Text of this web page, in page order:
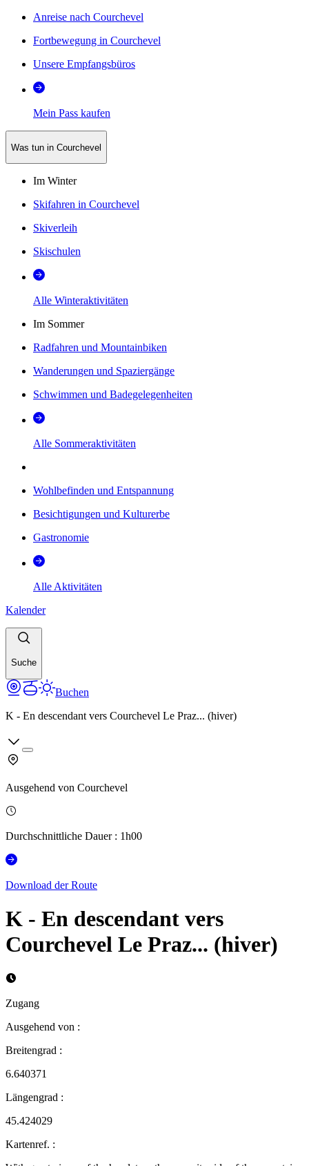
Anreise nach Courchevel
Fortbewegung in Courchevel
Unsere Empfangsbüros
Mein Pass kaufen
Was tun in Courchevel
Im Winter
Skifahren in Courchevel
Skiverleih
Skischulen
Alle Winteraktivitäten
Im Sommer
Radfahren und Mountainbiken
Wanderungen und Spaziergänge
Schwimmen und Badegelegenheiten
Alle Sommeraktivitäten
Wohlbefinden und Entspannung
Besichtigungen und Kulturerbe
Gastronomie
Alle Aktivitäten
Kalender
Suche
Buchen
K - En descendant vers Courchevel Le Praz... (hiver)
Ausgehend von Courchevel
Durchschnittliche Dauer: 1h00
Download der Route
K - En descendant vers
Courchevel Le Praz... (hiver)
Zugang
Ausgehend von :
Breitengrad :
6.640371
Längengrad :
45.424029
Kartenref. :